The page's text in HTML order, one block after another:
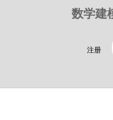
数学建
注册